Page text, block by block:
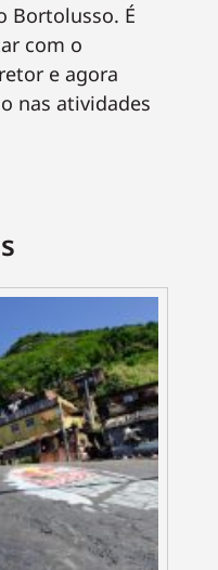
Bortolusso. É
com o
e agora
nas atividades